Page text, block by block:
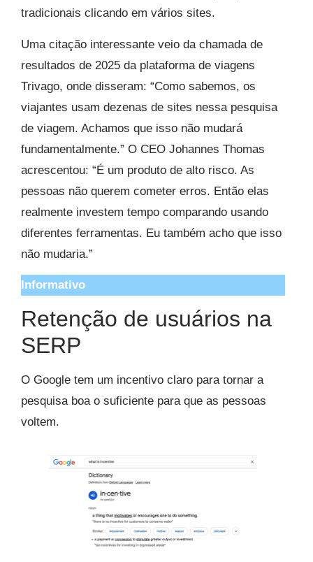
tradicionais clicando em vários sites.
Uma citação interessante veio da chamada de
resultados de 2025 da plataforma de viagens
Trivago, onde disseram: “Como sabemos, os
viajantes usam dezenas de sites nessa pesquisa
de viagem. Achamos que isso não mudará
fundamentalmente.” O CEO Johannes Thomas
acrescentou: “É um produto de alto risco. As
pessoas não querem cometer erros. Então elas
realmente investem tempo comparando usando
diferentes ferramentas. Eu também acho que isso
não mudaria.”
Informativo
Retenção de usuários na
SERP
O Google tem um incentivo claro para tornar a
pesquisa boa o suficiente para que as pessoas
voltem.